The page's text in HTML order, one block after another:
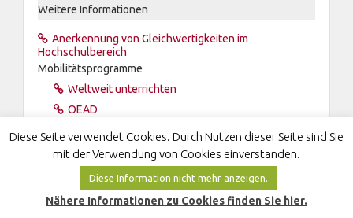
Weitere Informationen
Anerkennung von Gleichwertigkeiten im
Hochschulbereich
Mobilitätsprogramme
Weltweit unterrichten
OEAD
Wikipedia
Diese Seite verwendet Cookies. Durch Nutzen dieser Seite sind Sie
mit der Verwendung von Cookies einverstanden.
Diese Information nicht mehr anzeigen.
Nähere Informationen zu Cookies finden Sie hier.